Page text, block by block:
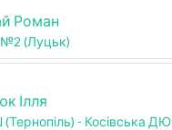
Роман
(Луцьк)
Ілля
- Косівська